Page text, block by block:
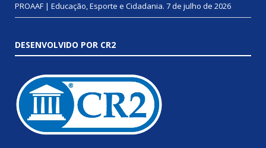
PROAAF | Educação, Esporte e Cidadania. 7 de julho de 2026
DESENVOLVIDO POR CR2